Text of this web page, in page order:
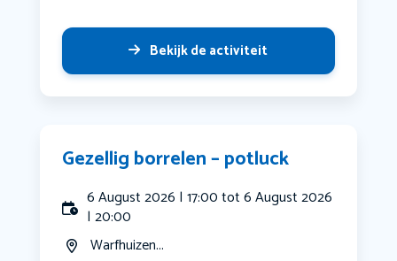
Bekijk de activiteit
Gezellig borrelen – potluck
6 August 2026 | 17:00 tot 6 August 2026
| 20:00
Warfhuizen...